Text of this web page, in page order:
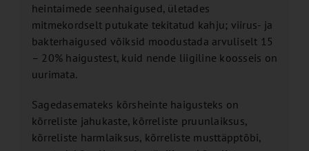
heintaimede seenhaigused, ületades
mitmekordselt putukate tekitatud kahju; viirus- ja
bakterhaigused võiksid moodustada arvuliselt 15
– 20% haigustest, kuid nende liigiline koosseis on
uurimata.
Sagedasemateks kõrsheinte haigusteks on
kõrreliste jahukaste, kõrreliste pruunlaiksus,
kõrreliste harmlaiksus, kõrreliste musttäpptõbi,